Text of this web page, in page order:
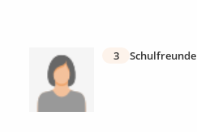
3 Schulfreunde